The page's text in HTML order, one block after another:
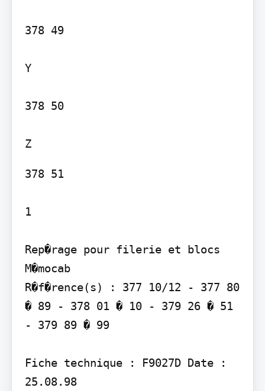
378 49
Y
378 50
Z
378 51
1
Rep�rage pour filerie et blocs
M�mocab
R�f�rence(s) : 377 10/12 - 377 80
� 89 - 378 01 � 10 - 379 26 � 51
- 379 89 � 99
Fiche technique : F9027D Date :
25.08.98